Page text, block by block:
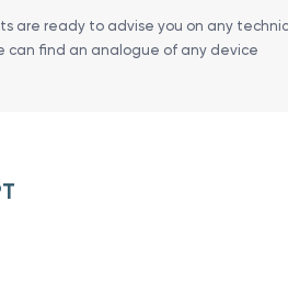
are ready to advise you on any
can find an analogue of any device